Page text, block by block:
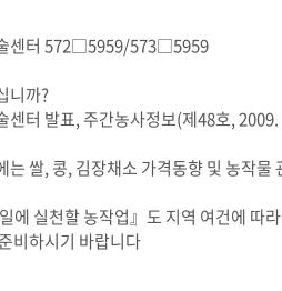
센터 572□5959/573□5959
니까?
센터 발표, 주간농사정보(제48호,
는 쌀, 콩, 김장채소 가격동향 및 농작물
일에 실천할 농작업』도 지역 여건에 따
비하시기 바랍니다